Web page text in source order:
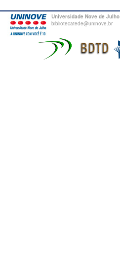
Universidade Nove de Julho
bibliotecatede@uninove.br